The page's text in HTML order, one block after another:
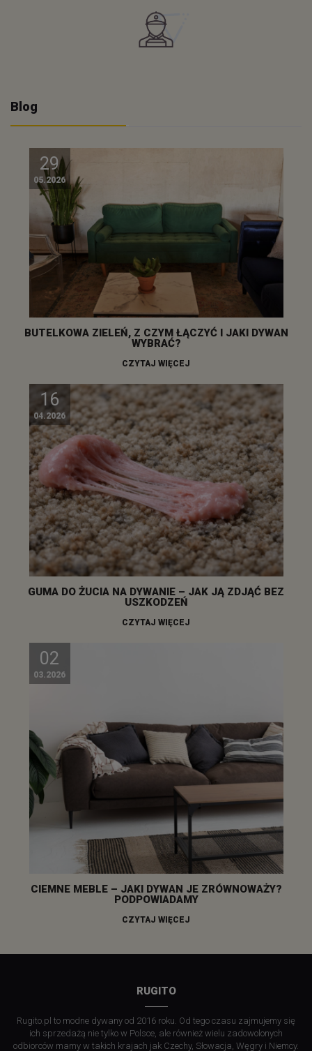
Blog
29
05.2026
BUTELKOWA ZIELEŃ, Z CZYM ŁĄCZYĆ I JAKI DYWAN
WYBRAĆ?
CZYTAJ WIĘCEJ
16
04.2026
GUMA DO ŻUCIA NA DYWANIE – JAK JĄ ZDJĄĆ BEZ
USZKODZEŃ
CZYTAJ WIĘCEJ
02
03.2026
CIEMNE MEBLE – JAKI DYWAN JE ZRÓWNOWAŻY?
PODPOWIADAMY
CZYTAJ WIĘCEJ
RUGITO
Rugito.pl to modne dywany od 2016 roku. Od tego czasu zajmujemy się
ich sprzedażą nie tylko w Polsce, ale również wielu zadowolonych
odbiorców mamy w takich krajach jak Czechy, Słowacja, Węgry i Niemcy.